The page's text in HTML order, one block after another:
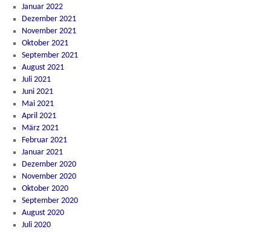
Januar 2022
Dezember 2021
November 2021
Oktober 2021
September 2021
August 2021
Juli 2021
Juni 2021
Mai 2021
April 2021
März 2021
Februar 2021
Januar 2021
Dezember 2020
November 2020
Oktober 2020
September 2020
August 2020
Juli 2020